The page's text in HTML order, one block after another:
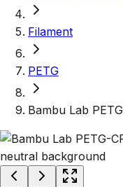
Filament
PETG
Bambu Lab